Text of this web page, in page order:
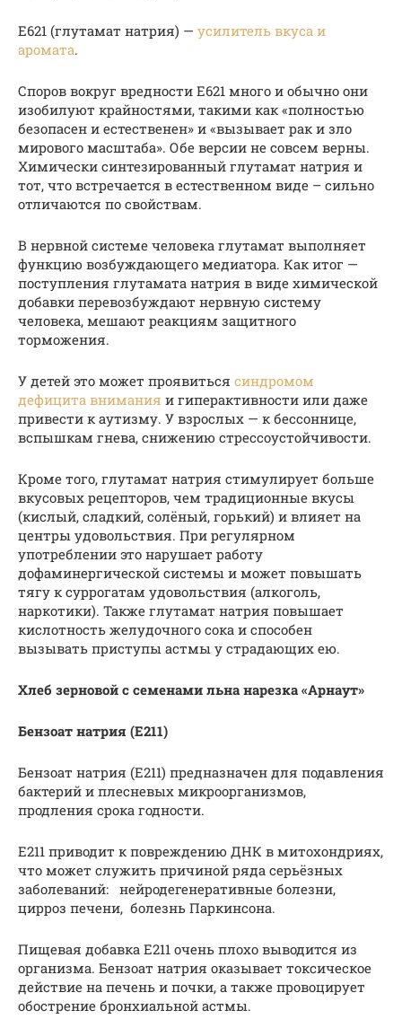
Е621 (глутамат натрия) — усилитель вкуса и
аромата.
Споров вокруг вредности Е621 много и обычно они
изобилуют крайностями, такими как «полностью
безопасен и естественен» и «вызывает рак и зло
мирового масштаба». Обе версии не совсем верны.
Химически синтезированный глутамат натрия и
тот, что встречается в естественном виде – сильно
отличаются по свойствам.
В нервной системе человека глутамат выполняет
функцию возбуждающего медиатора. Как итог —
поступления глутамата натрия в виде химической
добавки перевозбуждают нервную систему
человека, мешают реакциям защитного
торможения.
У детей это может проявиться синдромом
дефицита внимания и гиперактивности или даже
привести к аутизму. У взрослых — к бессоннице,
вспышкам гнева, снижению стрессоустойчивости.
Кроме того, глутамат натрия стимулирует больше
вкусовых рецепторов, чем традиционные вкусы
(кислый, сладкий, солёный, горький) и влияет на
центры удовольствия. При регулярном
употреблении это нарушает работу
дофаминергической системы и может повышать
тягу к суррогатам удовольствия (алкоголь,
наркотики). Также глутамат натрия повышает
кислотность желудочного сока и способен
вызывать приступы астмы у страдающих ею.
Хлеб зерновой с семенами льна нарезка «Арнаут»
Бензоат натрия (Е211)
Бензоат натрия (Е211) предназначен для подавления
бактерий и плесневых микроорганизмов,
продления срока годности.
Е211 приводит к повреждению ДНК в митохондриях,
что может служить причиной ряда серьёзных
заболеваний: нейродегенеративные болезни,
цирроз печени, болезнь Паркинсона.
Пищевая добавка E211 очень плохо выводится из
организма. Бензоат натрия оказывает токсическое
действие на печень и почки, а также провоцирует
обострение бронхиальной астмы.